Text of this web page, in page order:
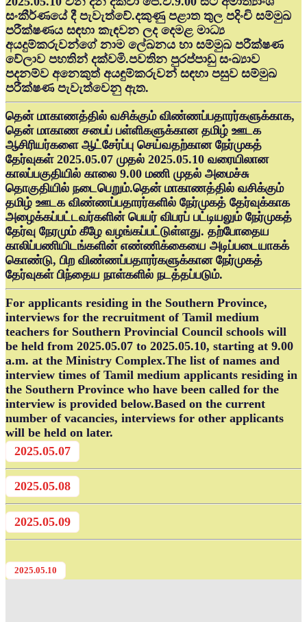
සංකීර්ණයේ දී පැවැත්වේ.දකුණු පළාත තුල පදිංචි සම්මුඛ
පරීක්ෂණය සඳහා කැඳවන ලද දෙමළ මාධ්‍ය
අයදුම්කරුවන්ගේ නාම ලේඛනය හා සම්මුඛ පරීක්ෂණ
වේලාව පහතින් දක්වමි.පවතින පුරප්පාඩු සංඛ්‍යාව
පදනම්ව අනෙකුත් අයඳුම්කරුවන් සඳහා පසුව සම්මුඛ
පරීක්ෂණ පැවැත්වෙනු ඇත.
தென் மாகாணத்தில் வசிக்கும் விண்ணப்பதாரர்களுக்காக,
தென் மாகாண சபைப் பள்ளிகளுக்கான தமிழ் ஊடக
ஆசிரியர்களை ஆட்சேர்ப்பு செய்வதற்கான நேர்முகத்
தேர்வுகள் 2025.05.07 முதல் 2025.05.10 வரையிலான
காலப்பகுதியில் காலை 9.00 மணி முதல் அமைச்சு
தொகுதியில் நடைபெறும்.தென் மாகாணத்தில் வசிக்கும்
தமிழ் ஊடக விண்ணப்பதாரர்களில் நேர்முகத் தேர்வுக்காக
அழைக்கப்பட்டவர்களின் பெயர் விபரப் பட்டியலும் நேர்முகத்
தேர்வு நேரமும் கீழே வழங்கப்பட்டுள்ளது. தற்போதைய
காலிப்பணியிடங்களின் எண்ணிக்கையை அடிப்படையாகக்
கொண்டு, பிற விண்ணப்பதாரர்களுக்கான நேர்முகத்
தேர்வுகள் பிந்தைய நாள்களில் நடத்தப்படும்.
For applicants residing in the Southern Province,
interviews for the recruitment of Tamil medium
teachers for Southern Provincial Council schools will
be held from 2025.05.07 to 2025.05.10, starting at 9.00
a.m. at the Ministry Complex.The list of names and
interview times of Tamil medium applicants residing in
the Southern Province who have been called for the
interview is provided below.Based on the current
number of vacancies, interviews for other applicants
will be held on later.
2025.05.07
2025.05.08
2025.05.09
2025.05.10